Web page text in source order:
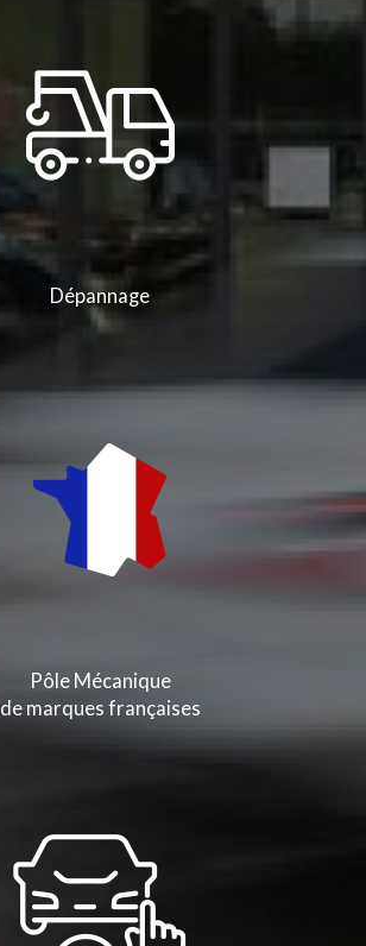
Dépannage
Pôle Mécanique
de marques françaises